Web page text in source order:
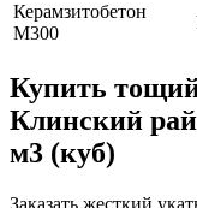
Керамзитобетон
М300
Купить
Клинский
м3 (куб)
Заказать жесткий